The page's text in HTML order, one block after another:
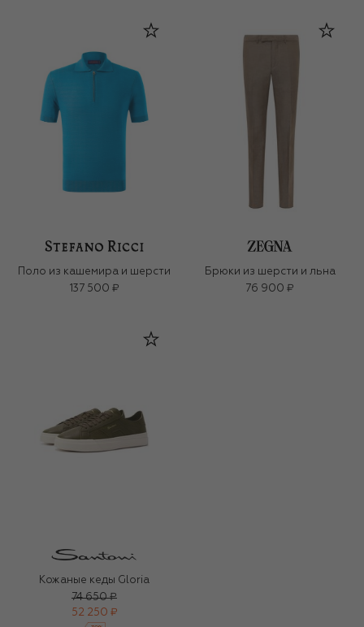
Поло из кашемира и шерсти
137 500 ₽
Брюки из шерсти и льна
76 900 ₽
Кожаные кеды Gloria
74 650 ₽
52 250 ₽